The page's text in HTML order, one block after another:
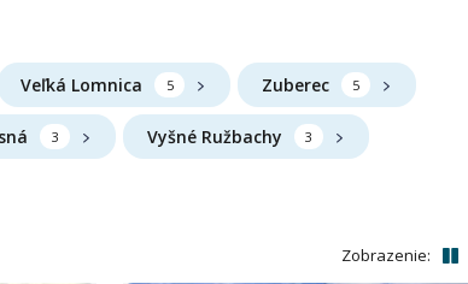
Veľká Lomnica 5 Zuberec 5
3 Vyšné Ružbachy 3
Zobrazenie: